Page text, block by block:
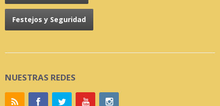
Festejos y Seguridad
NUESTRAS REDES